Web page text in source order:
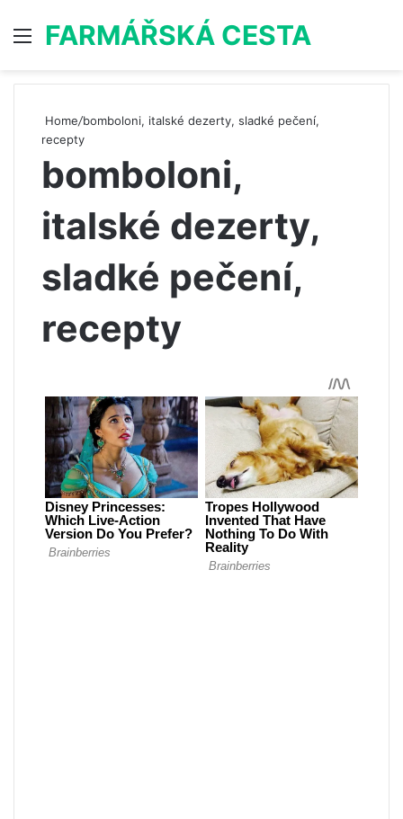
Menu
FARMÁŘSKÁ CESTA
Home/bomboloni, italské dezerty, sladké pečení,
recepty
bomboloni,
italské dezerty,
sladké pečení,
recepty